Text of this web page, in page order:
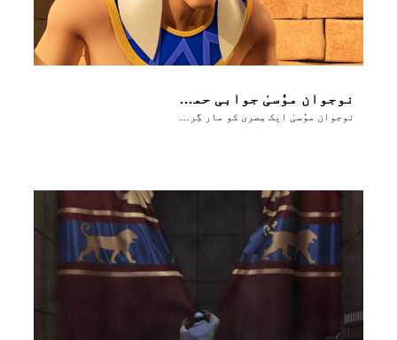
نوجوان موُسیٰ جوابی حملہ کرتا ہے
نوجوان موُسیٰ ایک مِصری کو مار گِراتا ہے